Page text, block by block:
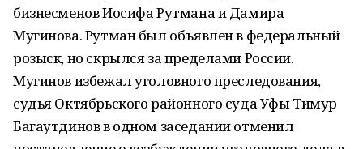
бизнесменов Иосифа Рутмана и Дамира
Мугинова. Рутман был объявлен в федеральный
розыск, но скрылся за пределами России.
Мугинов избежал уголовного преследования,
судья Октябрьского районного суда Уфы Тимур
Багаутдинов в одном заседании отменил